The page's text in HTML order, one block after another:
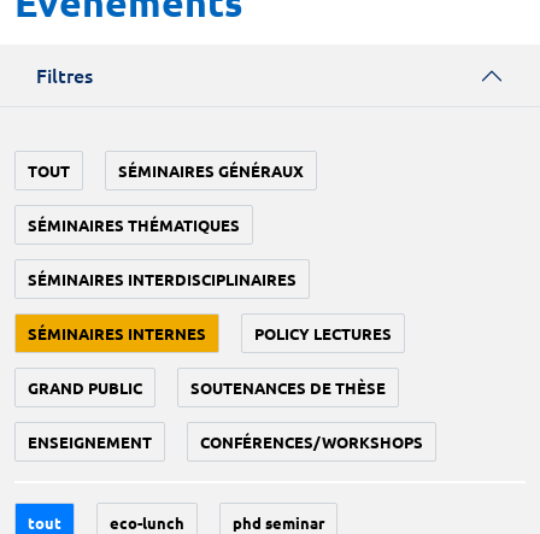
Filtres
TOUT SÉMINAIRES GÉNÉRAUX
SÉMINAIRES THÉMATIQUES
SÉMINAIRES INTERDISCIPLINAIRES
SÉMINAIRES INTERNES POLICY LECTURES
GRAND PUBLIC SOUTENANCES DE THÈSE
ENSEIGNEMENT CONFÉRENCES/WORKSHOPS
tout eco-lunch phd seminar